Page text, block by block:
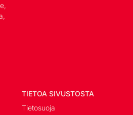
TIETOA SIVUSTOSTA
Tietosuoja